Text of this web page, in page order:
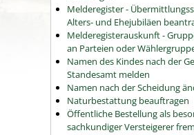
Melderegister -
Alters- und Ehejubiläen
Melderegisterauskunft -
an Parteien oder
Namen des Kindes nach der
Standesamt melden
Namen nach der Scheidung
Naturbestattung beauftragen
Öffentliche Bestellung als
sachkundiger Versteigerer